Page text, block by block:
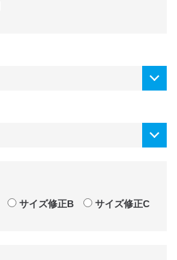
サイズ修正B サイズ修正C